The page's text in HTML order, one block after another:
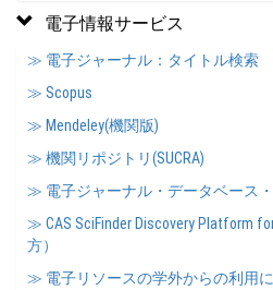
電子情報サービス
≫ 電子ジャーナル：タイトル検索
≫ Scopus
≫ Mendeley(機関版)
≫ 機関リポジトリ(SUCRA)
≫ 電子ジャーナル・データベース・
≫ CAS SciFinder Discovery Platform
方）
≫ 電子リソースの学外からの利用